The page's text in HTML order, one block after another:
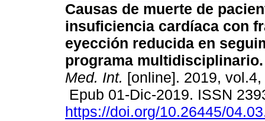
Causas de muerte de
insuficiencia cardíaca con
eyección reducida en
programa multidisciplinario.
Med. Int. [online]. 2019,
Epub 01-Dic-2019. ISSN
https://doi.org/10.26445/